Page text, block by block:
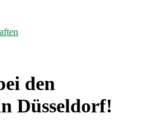
den
Düsseldorf!